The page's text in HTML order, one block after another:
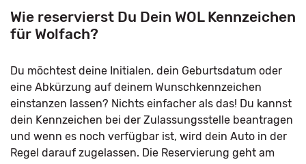
Wie reservierst Du Dein WOL Kennzeichen
für Wolfach?
Du möchtest deine Initialen, dein Geburtsdatum oder
eine Abkürzung auf deinem Wunschkennzeichen
einstanzen lassen? Nichts einfacher als das! Du kannst
dein Kennzeichen bei der Zulassungsstelle beantragen
und wenn es noch verfügbar ist, wird dein Auto in der
Regel darauf zugelassen. Die Reservierung geht am